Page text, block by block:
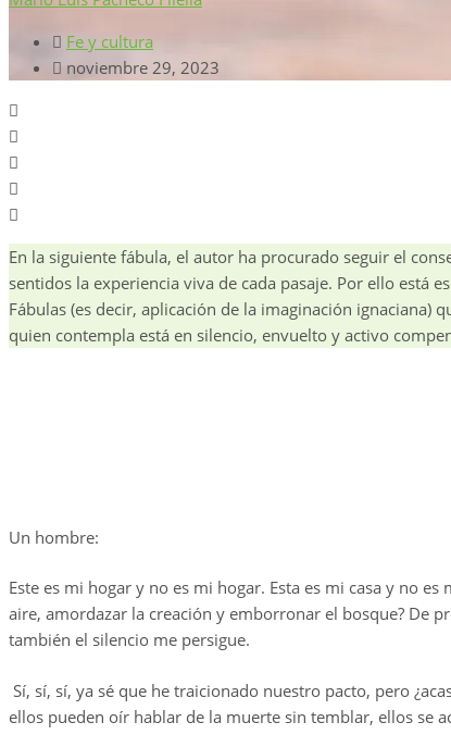
Fe y cultura
noviembre 29, 2023
En la siguiente fábula, el autor ha procurado seguir el
sentidos la experiencia viva de cada pasaje. Por ello está
Fábulas (es decir, aplicación de la imaginación ignaciana)
quien contempla está en silencio, envuelto y activo
Un hombre:
Este es mi hogar y no es mi hogar. Esta es mi casa y no
aire, amordazar la creación y emborronar el bosque? De
también el silencio me persigue.
Sí, sí, sí, ya sé que he traicionado nuestro pacto, pero
ellos pueden oír hablar de la muerte sin temblar, ellos se